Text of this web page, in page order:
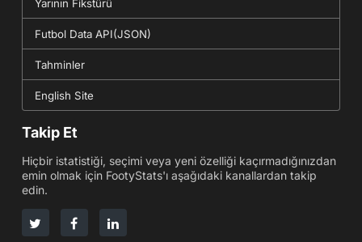
Yarının Fikstürü
Futbol Data API(JSON)
Tahminler
English Site
Takip Et
Hiçbir istatistiği, seçimi veya yeni özelliği kaçırmadığınızdan
emin olmak için FootyStats'ı aşağıdaki kanallardan takip
edin.